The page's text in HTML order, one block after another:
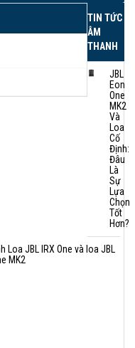
TIN TỨC
ÂM
THANH
JBL
Eon
One
MK2
Và
Loa
Cố
Định:
Đâu
Là
Sự
Lựa
Chọn
Tốt
Hơn?
Loa JBL IRX One và loa JBL
MK2